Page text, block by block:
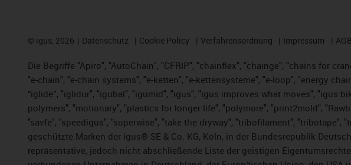
© igus, 2026 Datenschutz Cookie Policy Verfahrensordnung Impressum AGB
Die Begriffe "Apiro", "AutoChain", "CFRIP", "chainflex", "chainge", "chains for
"e-chain", "e-chain systems", "e-ketten", "e-kettensysteme", "e-loop", "energy
“iglide”, "iglidur", "igubal", "igumid", "igus", "igus improves what moves",
polymers", "motionary", "plastics for longer life", "polymore", "print2mold",
"savfe", "speedigus", "superwise", "take the dryway", "tribofilament",
geschützte Marken der igus® SE & Co. KG, Köln, in der Bundesrepublik
repräsentative, jedoch nicht abschließende Liste der geistigen